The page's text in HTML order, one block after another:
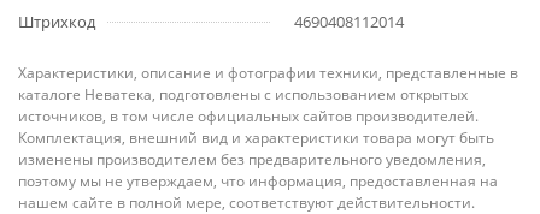
Штрихкод
4690408112014
Характеристики, описание и фотографии техники, представленные в
каталоге Неватека, подготовлены с использованием открытых
источников, в том числе официальных сайтов производителей.
Комплектация, внешний вид и характеристики товара могут быть
изменены производителем без предварительного уведомления,
поэтому мы не утверждаем, что информация, предоставленная на
нашем сайте в полной мере, соответствуют действительности.